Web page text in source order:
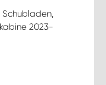
2023-